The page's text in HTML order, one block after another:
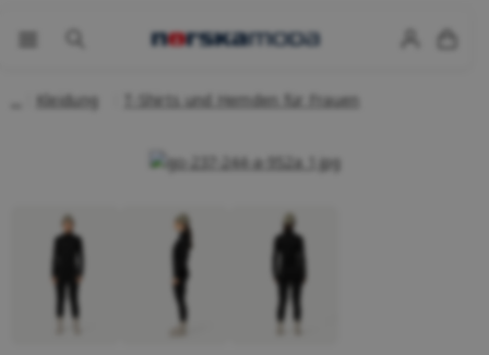
Kleidung T-Shirts und Hemden für Frauen